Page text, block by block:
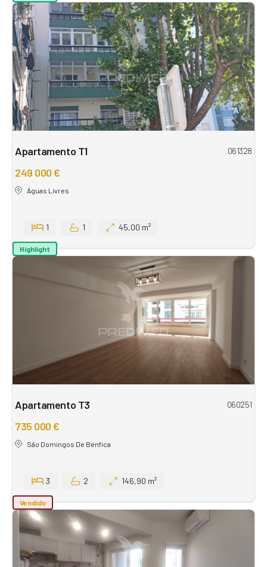
Apartamento T1 061328
249 000 €
Águas Livres
1 1 45,00 m²
Highlight
Apartamento T3 060251
735 000 €
São Domingos De Benfica
3 2 146,90 m²
Vendido